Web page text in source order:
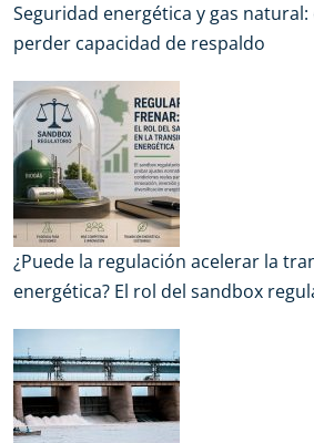
Seguridad energética y gas
perder capacidad de respaldo
¿Puede la regulación acelerar la
energética? El rol del sandbox